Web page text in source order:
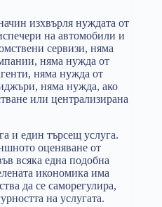
изхвърля нуждата от
на автомобили и
сервизи, няма
няма нужда от
няма нужда от
няма нужда, ако
или централизирана
и един търсещ услуга.
оценяване от
всяка една подобна
икономика има
да се саморегулира,
на услугата.